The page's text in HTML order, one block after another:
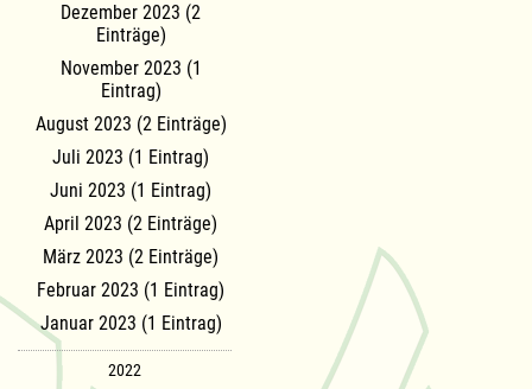
Dezember 2023 (2
Einträge)
November 2023 (1
Eintrag)
August 2023 (2 Einträge)
Juli 2023 (1 Eintrag)
Juni 2023 (1 Eintrag)
April 2023 (2 Einträge)
März 2023 (2 Einträge)
Februar 2023 (1 Eintrag)
Januar 2023 (1 Eintrag)
2022